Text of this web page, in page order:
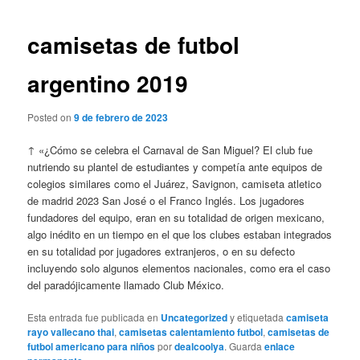
camisetas de futbol
argentino 2019
Posted on9 de febrero de 2023
↑ «¿Cómo se celebra el Carnaval de San Miguel? El club fue
nutriendo su plantel de estudiantes y competía ante equipos de
colegios similares como el Juárez, Savignon, camiseta atletico
de madrid 2023 San José o el Franco Inglés. Los jugadores
fundadores del equipo, eran en su totalidad de origen mexicano,
algo inédito en un tiempo en el que los clubes estaban integrados
en su totalidad por jugadores extranjeros, o en su defecto
incluyendo solo algunos elementos nacionales, como era el caso
del paradójicamente llamado Club México.
Esta entrada fue publicada en Uncategorizedy etiquetadacamiseta
rayo vallecano thai,camisetas calentamiento futbol,camisetas de
futbol americano para niñospordealcoolya. Guardaenlace